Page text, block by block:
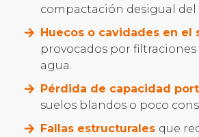
compactación desigual del
Huecos o cavidades en el
provocados por filtraciones
agua.
Pérdida de capacidad
suelos blandos o poco
Fallas estructurales que